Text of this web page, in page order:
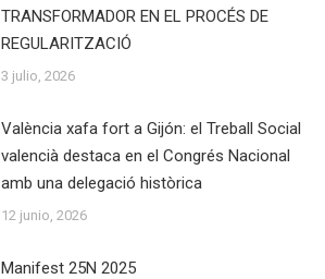
TRANSFORMADOR EN EL PROCÉS DE
REGULARITZACIÓ
3 julio, 2026
València xafa fort a Gijón: el Treball Social
valencià destaca en el Congrés Nacional
amb una delegació històrica
12 junio, 2026
Manifest 25N 2025